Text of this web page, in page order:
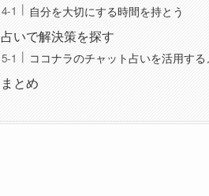
自分を大切にする時間を持とう
占いで解決策を探す
ココナラのチャット占いを活用す
まとめ